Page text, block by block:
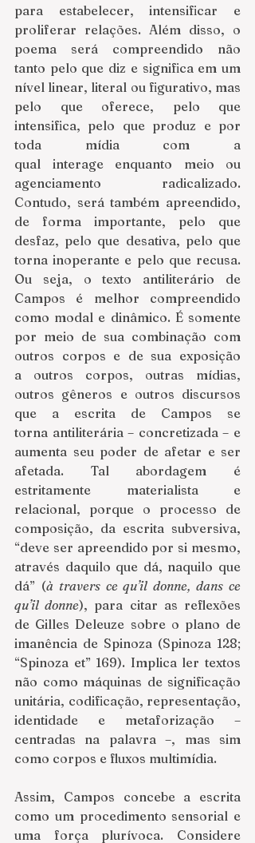
para estabelecer, intensificar e
proliferar relações. Além disso, o
poema será compreendido não
tanto pelo que diz e significa em um
nível linear, literal ou figurativo, mas
pelo que oferece, pelo que
intensifica, pelo que produz e por
toda mídia com a
qual interage enquanto meio ou
agenciamento radicalizado.
Contudo, será também apreendido,
de forma importante, pelo que
desfaz, pelo que desativa, pelo que
torna inoperante e pelo que recusa.
Ou seja, o texto antiliterário de
Campos é melhor compreendido
como modal e dinâmico. É somente
por meio de sua combinação com
outros corpos e de sua exposição
a outros corpos, outras mídias,
outros gêneros e outros discursos
que a escrita de Campos se
torna antiliterária – concretizada – e
aumenta seu poder de afetar e ser
afetada. Tal abordagem é
estritamente materialista e
relacional, porque o processo de
composição, da escrita subversiva,
“deve ser apreendido por si mesmo,
através daquilo que dá, naquilo que
dá” (à travers ce qu’il donne, dans ce
qu’il donne), para citar as reflexões
de Gilles Deleuze sobre o plano de
imanência de Spinoza (Spinoza 128;
“Spinoza et” 169). Implica ler textos
não como máquinas de significação
unitária, codificação, representação,
identidade e metaforização –
centradas na palavra –, mas sim
como corpos e fluxos multimídia.
Assim, Campos concebe a escrita
como um procedimento sensorial e
uma força plurívoca. Considere